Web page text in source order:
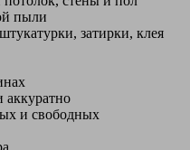
пыли
затирки, клея
аккуратно
и свободных